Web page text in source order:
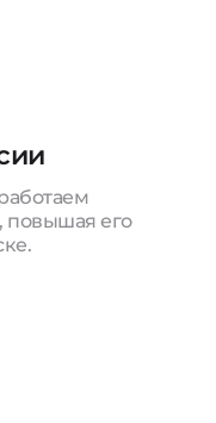
повышая его